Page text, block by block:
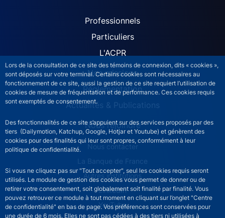
Lors de la consultation de ce site des témoins de connexion, dits « cookies »,
sont déposés sur votre terminal. Certains cookies sont nécessaires au
fonctionnement de ce site, aussi la gestion de ce site requiert l’utilisation de
cookies de mesure de fréquentation et de performance. Ces cookies requis
sont exemptés de consentement.
Des fonctionnalités de ce site s’appuient sur des services proposés par des
tiers (Dailymotion, Katchup, Google, Hotjar et Youtube) et génèrent des
cookies pour des finalités qui leur sont propres, conformément à leur
politique de confidentialité.
Si vous ne cliquez pas sur "Tout accepter", seul les cookies requis seront
utilisés. Le module de gestion des cookies vous permet de donner ou de
retirer votre consentement, soit globalement soit finalité par finalité. Vous
pouvez retrouver ce module à tout moment en cliquant sur l’onglet "Centre
de confidentialité" en bas de page. Vos préférences sont conservées pour
une durée de 6 mois. Elles ne sont pas cédées à des tiers ni utilisées à
ACPR site navigation
Professionnels
Particuliers
L'ACPR
Nos missions
Réglementation
Actualités & Publications
Nous rejoindre
ACPR footer secondary menu (French)
Nous contacter
La Banque de France
Autres institutions
LinkedIn
YouTube